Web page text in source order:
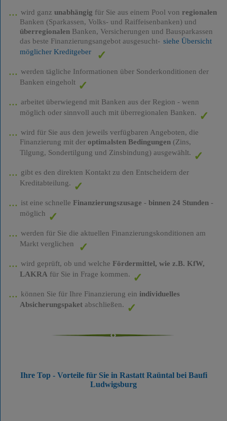
wird ganz unabhängig für Sie aus einem Pool von regionalen
Banken (Sparkassen, Volks- und Raiffeisenbanken) und
überregionalenBanken, Versicherungen und Bausparkassen
das beste Finanzierungsangebot ausgesucht- siehe Übersicht
möglicher Kreditgeber
werden tägliche Informationen über Sonderkonditionen der
Banken eingeholt
arbeitet überwiegend mit Banken aus der Region - wenn
möglich oder sinnvoll auch mit überregionalen Banken.
wird für Sie aus den jeweils verfügbaren Angeboten, die
Finanzierung mit der optimalsten Bedingungen(Zins,
Tilgung, Sondertilgung und Zinsbindung) ausgewählt.
gibt es den direkten Kontakt zu den Entscheidern der
Kreditabteilung.
ist eine schnelle Finanzierungszusage - binnen 24 Stunden-
möglich
werden für Sie die aktuellen Finanzierungskonditionen am
Markt verglichen
wird geprüft, ob und welche Fördermittel, wie z.B. KfW,
LAKRA für Sie in Frage kommen.
können Sie für Ihre Finanzierung ein individuelles
Absicherungspaketabschließen.
Ihre Top - Vorteile für Sie in Rastatt Raüntal bei Baufi
Ludwigsburg